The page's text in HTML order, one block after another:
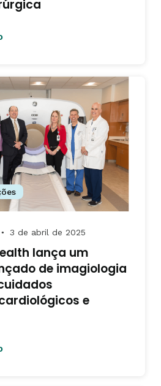
● 3 de abril de 2025
lança um
de imagiologia
e